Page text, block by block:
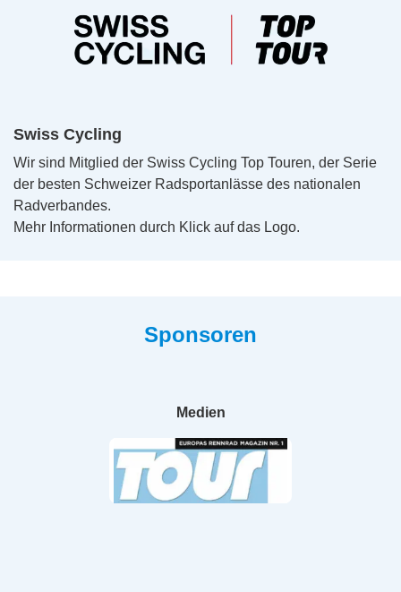
Swiss Cycling
Wir sind Mitglied der Swiss Cycling Top Touren, der Serie
der besten Schweizer Radsportanlässe des nationalen
Radverbandes.
Mehr Informationen durch Klick auf das Logo.
Sponsoren
Medien